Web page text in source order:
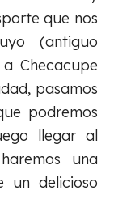
que nos
(antiguo
Checacupe
pasamos
podremos
llegar al
una
un delicioso